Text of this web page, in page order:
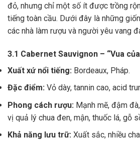
đỏ, nhưng chỉ một số ít được trồng
tiếng toàn cầu. Dưới đây là những
các nhà làm rượu và người yêu vang
3.1 Cabernet Sauvignon – “Vua
Xuất xứ nổi tiếng: Bordeaux, Pháp.
Đặc điểm: Vỏ dày, tannin cao, acid
Phong cách rượu: Mạnh mẽ, đậm
vị quả lý chua đen, mận, thuốc lá, gỗ
Khả năng lưu trữ: Xuất sắc, nhiều